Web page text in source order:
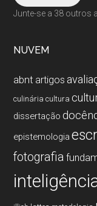
Junte-se a 38 outros
NUVEM
abnt artigos
culinária cultura
dissertação
epistemologia
fotografia